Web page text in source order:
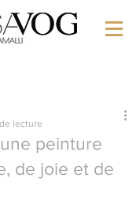
peinture
de joie et de
lecture